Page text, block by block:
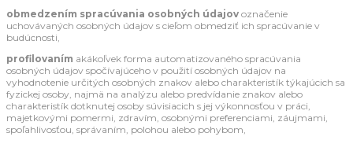
obmedzením spracúvania osobných údajov označenie
uchovávaných osobných údajov s cieľom obmedziť ich spracúvanie v
budúcnosti,
profilovaním akákoľvek forma automatizovaného spracúvania
osobných údajov spočívajúceho v použití osobných údajov na
vyhodnotenie určitých osobných znakov alebo charakteristík týkajúcich sa
fyzickej osoby, najmä na analýzu alebo predvídanie znakov alebo
charakteristík dotknutej osoby súvisiacich s jej výkonnosťou v práci,
majetkovými pomermi, zdravím, osobnými preferenciami, záujmami,
spoľahlivosťou, správaním, polohou alebo pohybom,